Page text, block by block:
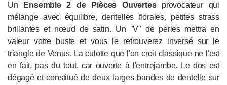
Un Ensemble 2 de Pièces Ouvertesprovocateur qui
mélange avec équilibre, dentelles florales, petites strass
brillantes et nœud de satin. Un "V" de perles mettra en
valeur votre buste et vous le retrouverez inversé sur le
triangle de Venus. La culotte que l'on croit classique ne l'est
en fait, pas du tout, car ouverte à l'entrejambe. Le dos est
dégagé et constitué de deux larges bandes de dentelle sur